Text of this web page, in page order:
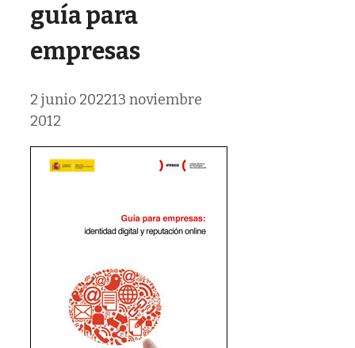
guía para
empresas
2 junio 202213 noviembre
2012